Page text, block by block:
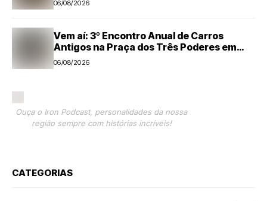
06/08/2026
Vem aí: 3º Encontro Anual de Carros
Antigos na Praça dos Três Poderes em
Nova Odessa
06/08/2026
Ouça o Iron Podcast, personalidades da nossa
região sempre com histórias incríveis!
CATEGORIAS